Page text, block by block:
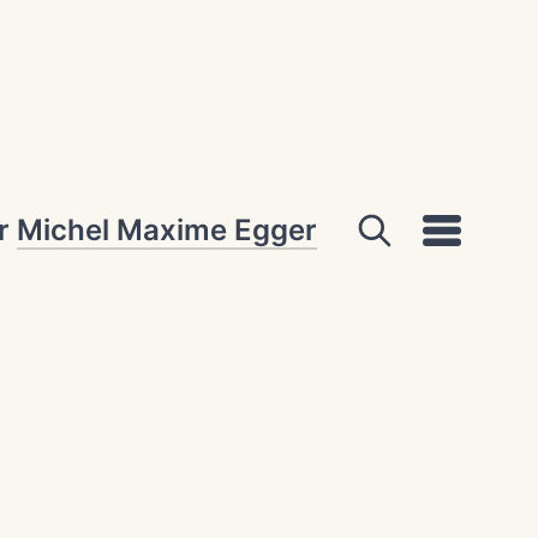
Michel Maxime Egger